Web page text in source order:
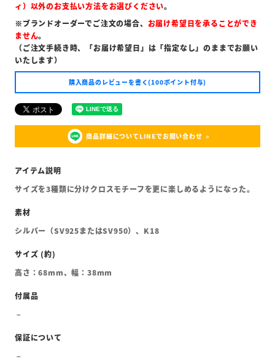
ィ）以外のお支払い方法をお選びください。
※ブランドオーダーでご注文の場合、 お届け希望日を承ることができ
ません。
（ご注文手続き時、「お届け希望日」は「指定なし」のままでお願い
いたします）
購入商品のレビューを書く(100ポイント付与)
商品詳細についてLINEでお問い合わせ
サイズを3種類に分けクロスモチーフを更に楽しめるようになった。
シルバー（SV925またはSV950）、K18
高さ：68mm、幅：38mm